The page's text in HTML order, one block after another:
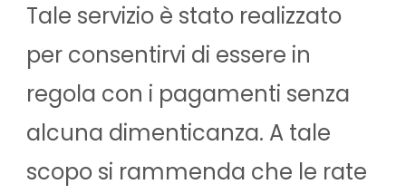
Tale servizio è stato realizzato
per consentirvi di essere in
regola con i pagamenti senza
alcuna dimenticanza. A tale
scopo si rammenda che le rate